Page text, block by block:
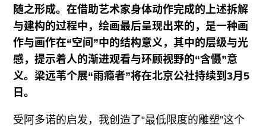
随之形成。在借助艺术家身体动作完成的上述拆解
与建构的过程中，绘画最后呈现出来的，是一种画
作与画作在“空间”中的结构意义，其中的层级与光
感，提示着人的渐进观看与环顾视野的“含慑”意
义。梁远苇个展“雨瘾者”将在北京公社持续到3月5
日。
受阿多诺的启发，我创造了“最低限度的雕塑”这个